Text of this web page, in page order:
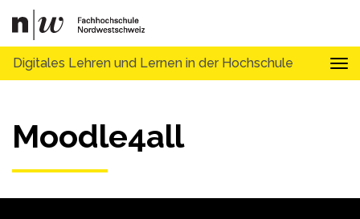
Digitales Lehren und Lernen in der Hochschule
Moodle4all